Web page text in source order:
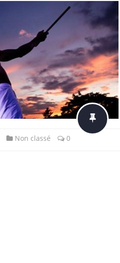
Non classé 0